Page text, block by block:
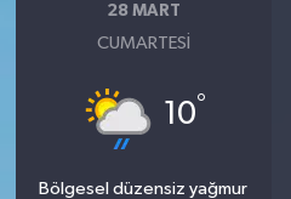
28 MART
CUMARTESI
10°
Bölgesel düzensiz yağmur